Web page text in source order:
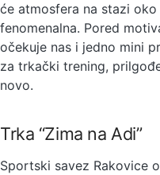
će atmosfera na stazi
fenomenalna. Pored
očekuje nas i jedno mini
za trkački trening,
novo.
Trka “Zima na Adi”
Sportski savez Rakovice